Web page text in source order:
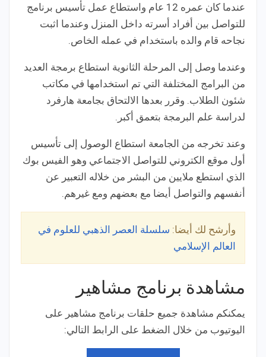
عندما كان عمره 12 عام واستطاع عمل تأسيس برنامج
للتواصل بين أفراد أسرته داخل المنزل وعندما اثبت
نجاحه قام والده باستخدام في عمله الخاص.
وعندما وصل إلى المرحلة الثانوية استطاع برمجة العديد
من البرامج المختلفة التي تم استخدامها في مكاتب
شئون الطلاب. وقرر بعدها الالتحاق بجامعة هارفرد
لدراسة علم البرمجة بتعمق أكبر.
وعند تخرجه من الجامعة استطاع الوصول إلى تأسيس
أول موقع الكتروني للتواصل الاجتماعي وهو الفيس بوك
الذي استطع ملايين من البشر من خلاله التعبير عن
أنفسهم والتواصل أيضا مع بعضهم ومع غيرهم.
وأرشح لك أيضا: سلسلة العصر الذهبي للعلوم في
العالم الإسلامي
مشاهدة برنامج مشاهير
يمكنكم مشاهدة جميع حلقات برنامج مشاهير على
اليوتيوب من خلال الضغط على الرابط التالي: